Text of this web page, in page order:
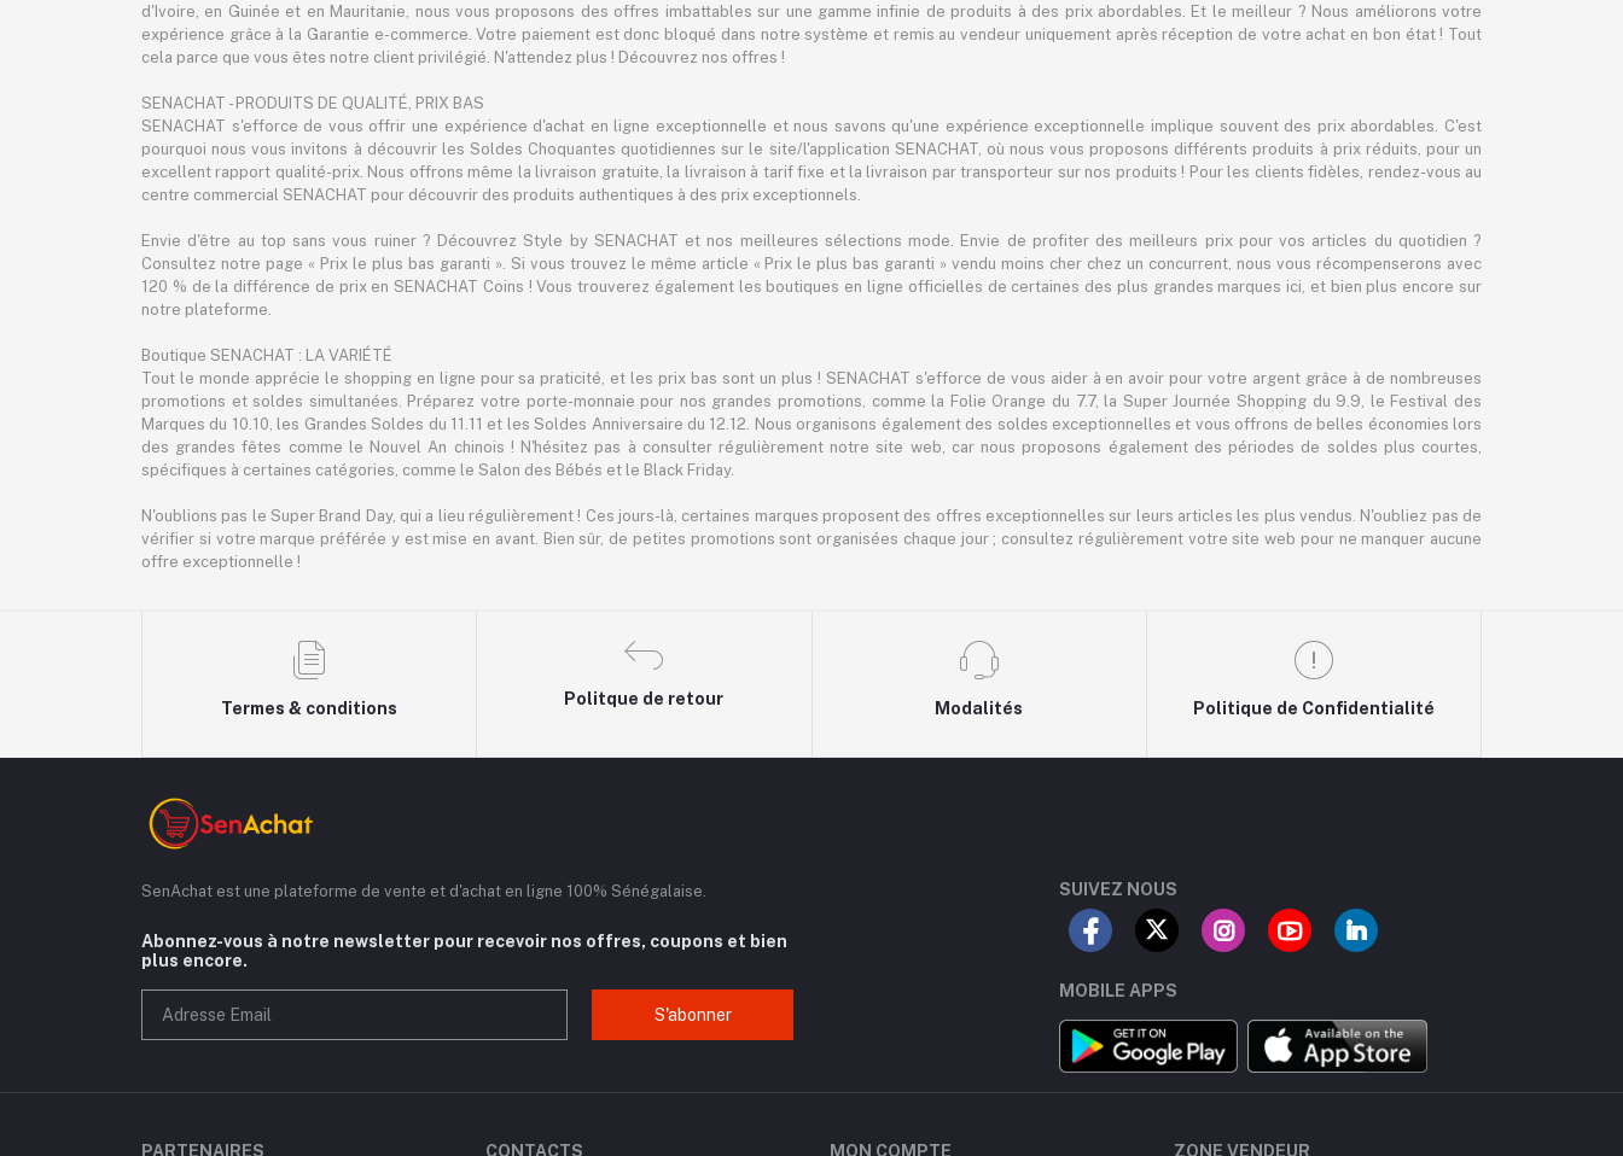
d'Ivoire, en Guinée et en Mauritanie, nous vous proposons des offres imbattables sur une gamme infinie de produits à des prix abordables. Et le meilleur ? Nous améliorons votre
expérience grâce à la Garantie e-commerce. Votre paiement est donc bloqué dans notre système et remis au vendeur uniquement après réception de votre achat en bon état ! Tout
cela parce que vous êtes notre client privilégié. N'attendez plus ! Découvrez nos offres !
SENACHAT - PRODUITS DE QUALITÉ, PRIX BAS
SENACHAT s'efforce de vous offrir une expérience d'achat en ligne exceptionnelle et nous savons qu'une expérience exceptionnelle implique souvent des prix abordables. C'est
pourquoi nous vous invitons à découvrir les Soldes Choquantes quotidiennes sur le site/l'application SENACHAT, où nous vous proposons différents produits à prix réduits, pour un
excellent rapport qualité-prix. Nous offrons même la livraison gratuite, la livraison à tarif fixe et la livraison par transporteur sur nos produits ! Pour les clients fidèles, rendez-vous au
centre commercial SENACHAT pour découvrir des produits authentiques à des prix exceptionnels.
Envie d'être au top sans vous ruiner ? Découvrez Style by SENACHAT et nos meilleures sélections mode. Envie de profiter des meilleurs prix pour vos articles du quotidien ?
Consultez notre page « Prix le plus bas garanti ». Si vous trouvez le même article « Prix le plus bas garanti » vendu moins cher chez un concurrent, nous vous récompenserons avec
120 % de la différence de prix en SENACHAT Coins ! Vous trouverez également les boutiques en ligne officielles de certaines des plus grandes marques ici, et bien plus encore sur
notre plateforme.
Boutique SENACHAT : LA VARIÉTÉ
Tout le monde apprécie le shopping en ligne pour sa praticité, et les prix bas sont un plus ! SENACHAT s'efforce de vous aider à en avoir pour votre argent grâce à de nombreuses
promotions et soldes simultanées. Préparez votre porte-monnaie pour nos grandes promotions, comme la Folie Orange du 7.7, la Super Journée Shopping du 9.9, le Festival des
Marques du 10.10, les Grandes Soldes du 11.11 et les Soldes Anniversaire du 12.12. Nous organisons également des soldes exceptionnelles et vous offrons de belles économies lors
des grandes fêtes comme le Nouvel An chinois ! N'hésitez pas à consulter régulièrement notre site web, car nous proposons également des périodes de soldes plus courtes,
spécifiques à certaines catégories, comme le Salon des Bébés et le Black Friday.
N'oublions pas le Super Brand Day, qui a lieu régulièrement ! Ces jours-là, certaines marques proposent des offres exceptionnelles sur leurs articles les plus vendus. N'oubliez pas de
vérifier si votre marque préférée y est mise en avant. Bien sûr, de petites promotions sont organisées chaque jour ; consultez régulièrement votre site web pour ne manquer aucune
offre exceptionnelle !
Termes & conditions
Politque de retour
Modalités Politique de Confidentialité
SenAchat est une plateforme de vente et d'achat en ligne 100% Sénégalaise.
Abonnez-vous à notre newsletter pour recevoir nos offres, coupons et bien
plus encore.
S'abonner
SUIVEZ NOUS
MOBILE APPS
PARTENAIRES CONTACTS MON COMPTE ZONE VENDEUR